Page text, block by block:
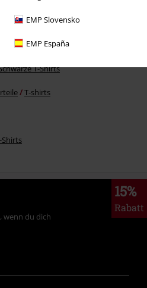
EMP Slovensko
EMP España
Tops T-Shirts
T-Shirts
T-shirts
Shirts
15%
Rabatt
wenn du dich